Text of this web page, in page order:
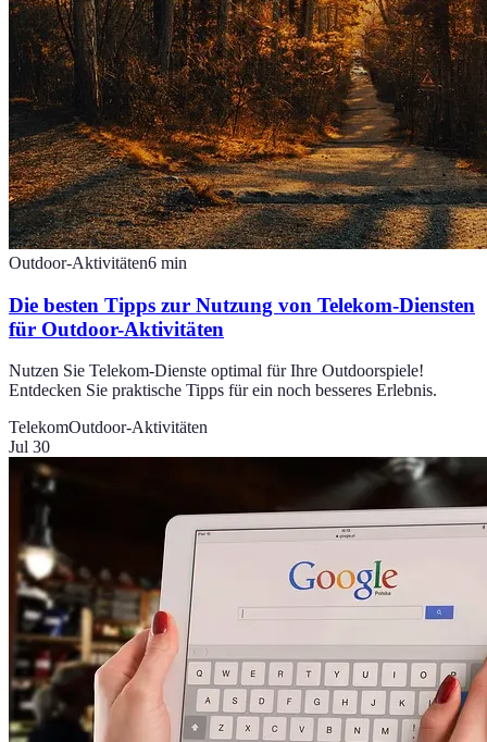
Outdoor-Aktivitäten6 min
Die besten Tipps zur Nutzung von Telekom-Diensten
für Outdoor-Aktivitäten
Nutzen Sie Telekom-Dienste optimal für Ihre Outdoorspiele!
Entdecken Sie praktische Tipps für ein noch besseres Erlebnis.
TelekomOutdoor-Aktivitäten
Jul 30